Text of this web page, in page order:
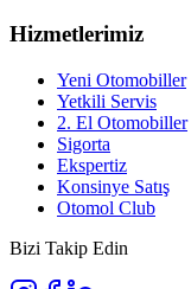
Hizmetlerimiz
Yeni Otomobiller
Yetkili Servis
2. El Otomobiller
Sigorta
Ekspertiz
Konsinye Satış
Otomol Club
Bizi Takip Edin